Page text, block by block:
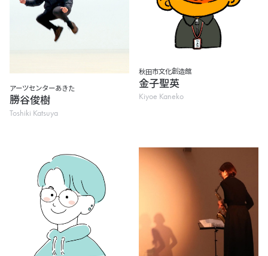
勝谷俊樹
Toshiki Katsuya
アーツセンターあきた
金子聖英
Kiyoe Kaneko
秋田市文化創造館